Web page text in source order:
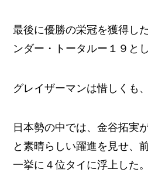
最後に優勝の栄冠を獲得し
ンダー・トータルー１９と
グレイザーマンは惜しくも
日本勢の中では、金谷拓実
と素晴らしい躍進を見せ、
一挙に４位タイに浮上した。